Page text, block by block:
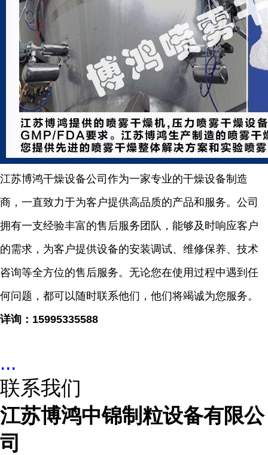
江苏博鸿干燥设备公司作为一家专业的干燥设备制造
商，一直致力于为客户提供高品质的产品和服务。公司
拥有一支经验丰富的售后服务团队，能够及时响应客户
的需求，为客户提供设备的安装调试、维修保养、技术
咨询等全方位的售后服务。无论您在使用过程中遇到任
何问题，都可以随时联系他们，他们将竭诚为您服务。
详询： 15995335588
...
联系我们
江苏博鸿中锦制粒设备有限公
司